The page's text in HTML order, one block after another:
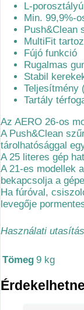
L-
Min. 99,9%-
Push&Clean
MultiFit
Fújó funkció
Rugalmas
Stabil
Teljesítmény
Tartály
Az AERO 26-os
A Push&Clean
tárolhatósággal
A 25 literes gép
A 21-es modellek
bekapcsolja a
Ha fúróval,
levegője
Használati
Tömeg 9 kg